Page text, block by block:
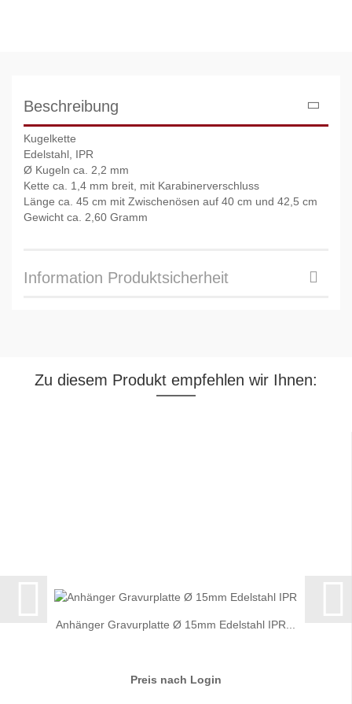
Beschreibung
Kugelkette
Edelstahl, IPR
Ø Kugeln ca. 2,2 mm
Kette ca. 1,4 mm breit, mit Karabinerverschluss
Länge ca. 45 cm mit Zwischenösen auf 40 cm und 42,5 cm
Gewicht ca. 2,60 Gramm
Information Produktsicherheit
Zu diesem Produkt empfehlen wir Ihnen:
Anhänger Gravurplatte Ø 15mm Edelstahl IPR...
Preis nach Login